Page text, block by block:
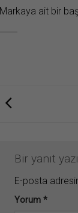
Markaya ait bir
Bir yanıt
E-posta
Yorum *